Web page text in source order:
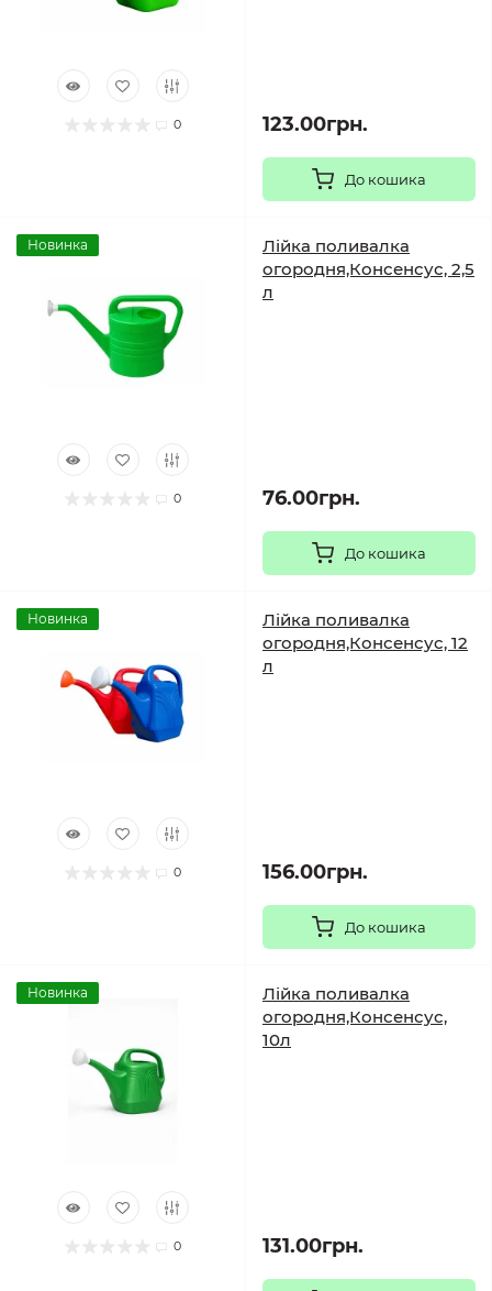
0 123.00грн.
До кошика
Новинка
0
Лійка поливалка
огородня,Консенсус, 2,5
л
76.00грн.
До кошика
Новинка
0
Лійка поливалка
огородня,Консенсус, 12
л
156.00грн.
До кошика
Новинка
0
Лійка поливалка
огородня,Консенсус,
10л
131.00грн.